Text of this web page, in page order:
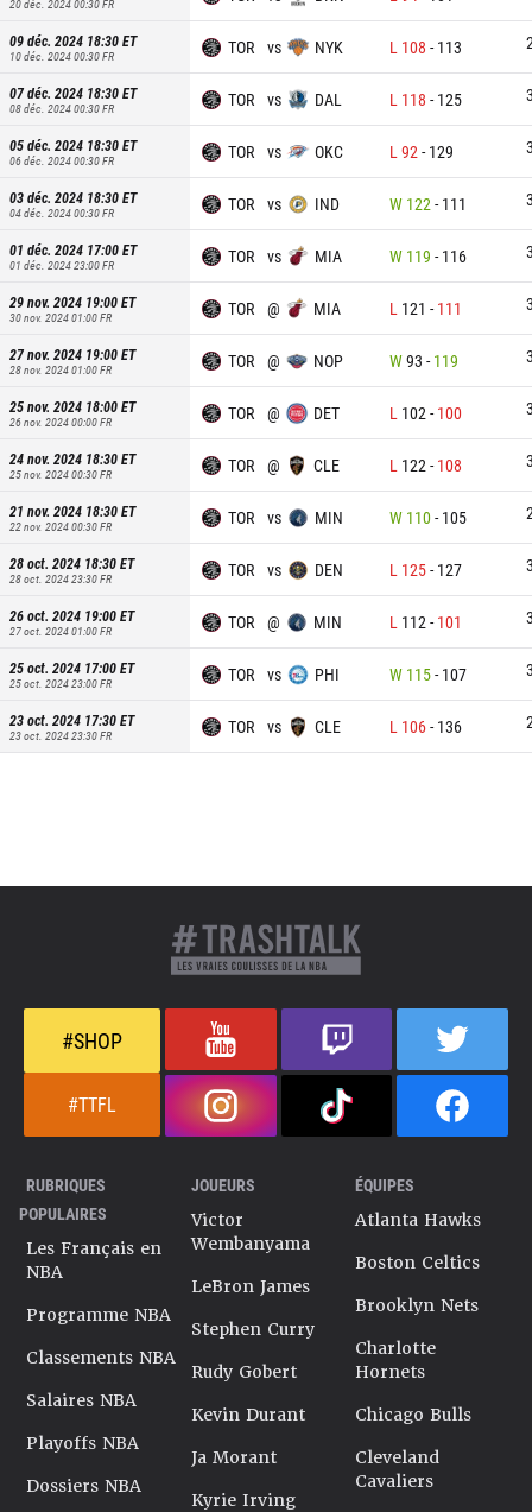
20 déc. 2024 00:30FR
09 déc. 2024 18:30ET
10 déc. 2024 00:30FR TOR vs NYK L 108 - 113
07 déc. 2024 18:30ET
08 déc. 2024 00:30FR TOR vs DAL L 118 - 125
05 déc. 2024 18:30ET
06 déc. 2024 00:30FR TOR vs OKC L 92 - 129
03 déc. 2024 18:30ET
04 déc. 2024 00:30FR TOR vs IND W 122 - 111
01 déc. 2024 17:00ET
01 déc. 2024 23:00FR TOR vs MIA W 119 - 116
29 nov. 2024 19:00ET
30 nov. 2024 01:00FR TOR @ MIA L 121 - 111
27 nov. 2024 19:00ET
28 nov. 2024 01:00FR TOR @ NOP W93 - 119
25 nov. 2024 18:00ET
26 nov. 2024 00:00FR TOR @ DET L 102 - 100
24 nov. 2024 18:30ET
25 nov. 2024 00:30FR TOR @ CLE L 122 - 108
21 nov. 2024 18:30ET
22 nov. 2024 00:30FR TOR vs MIN W 110- 105
28 oct. 2024 18:30ET
28 oct. 2024 23:30FR TOR vs DEN L 125- 127
26 oct. 2024 19:00ET
27 oct. 2024 01:00FR TOR @ MIN L 112 - 101
25 oct. 2024 17:00ET
25 oct. 2024 23:00FR TOR vs PHI W 115- 107
23 oct. 2024 17:30ET
23 oct. 2024 23:30FR TOR vs CLE L 106- 136
#SHOP
#TTFL
RUBRIQUES
POPULAIRES
Les Français en
NBA
Programme NBA
Classements NBA
Salaires NBA
Playoffs NBA
Dossiers NBA
JOUEURS
Victor
Wembanyama
LeBron James
Stephen Curry
Rudy Gobert
Kevin Durant
Ja Morant
Kyrie Irving
ÉQUIPES
Atlanta Hawks
Boston Celtics
Brooklyn Nets
Charlotte
Hornets
Chicago Bulls
Cleveland
Cavaliers